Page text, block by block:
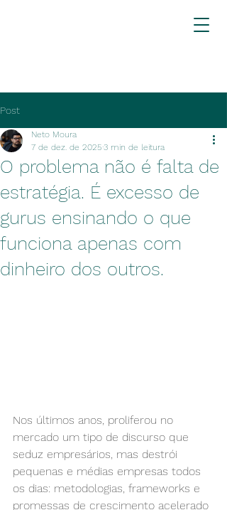
Post
O problema não é falta de
estratégia. É excesso de
gurus ensinando o que
funciona apenas com
dinheiro dos outros.
Neto Moura
7 de dez. de 2025 3 min de leitura
Nos últimos anos, proliferou no
mercado um tipo de discurso que
seduz empresários, mas destrói
pequenas e médias empresas todos
os dias: metodologias, frameworks e
promessas de crescimento acelerado